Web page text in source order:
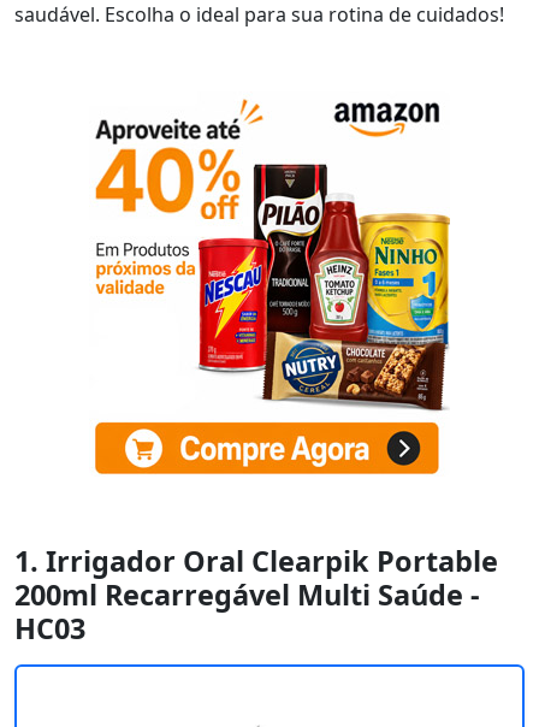
saudável. Escolha o ideal para sua rotina de cuidados!
1. Irrigador Oral Clearpik Portable
200ml Recarregável Multi Saúde -
HC03